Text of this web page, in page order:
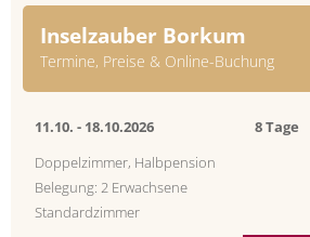
Inselzauber Borkum
Termine, Preise & Online-Buchung
11.10. - 18.10.2026
8 Tage
Doppelzimmer, Halbpension
Belegung: 2 Erwachsene
Standardzimmer